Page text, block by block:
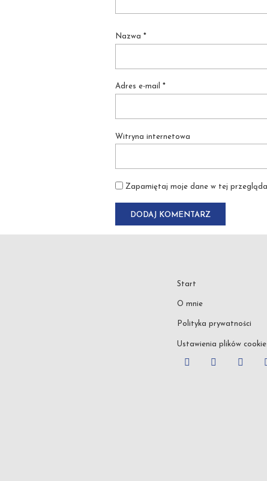
Nazwa *
Adres e-mail *
Witryna internetowa
Zapamiętaj moje dane w tej
Start
O mnie
Polityka prywatności
Ustawienia plików